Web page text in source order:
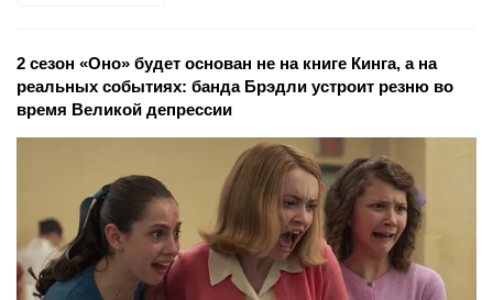
2 сезон «Оно» будет основан не на книге Кинга, а на
реальных событиях: банда Брэдли устроит резню во
время Великой депрессии